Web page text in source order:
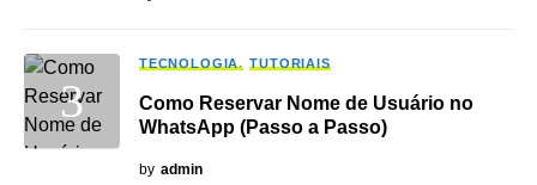
TECNOLOGIA TUTORIAIS
Como Reservar Nome de Usuário no
WhatsApp (Passo a Passo)
by admin